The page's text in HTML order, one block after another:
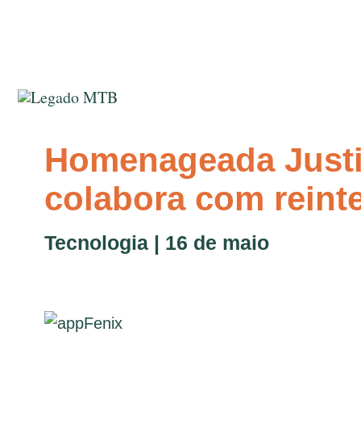
Homenageada
colabora com
Tecnologia | 16 de maio